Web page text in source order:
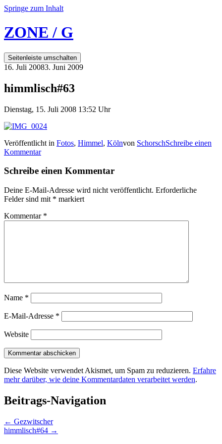
Springe zum Inhalt
ZONE / G
Seitenleiste umschalten
16. Juli 20083. Juni 2009
himmlisch#63
Dienstag, 15. Juli 2008 13:52 Uhr
Veröffentlicht in Fotos, Himmel, Kölnvon SchorschSchreibe einen
Kommentar
Schreibe einen Kommentar
Deine E-Mail-Adresse wird nicht veröffentlicht. Erforderliche
Felder sind mit * markiert
Kommentar *
Name *
E-Mail-Adresse *
Website
Diese Website verwendet Akismet, um Spam zu reduzieren. Erfahre
mehr darüber, wie deine Kommentardaten verarbeitet werden.
Beitrags-Navigation
← Gezwitscher
himmlisch#64 →